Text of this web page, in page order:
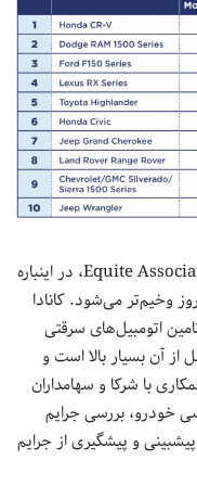
برایان گست، معاون خدمات تحقیقاتی Equite Association، در اینباره
وخیم‌تر می‌شود. کانادا
اتومبیل‌‌های سرقتی
آن بسیار بالا است و
با شرکا و سهامداران
خودرو، بررسی جرایم
و پیشگیری از جرایم